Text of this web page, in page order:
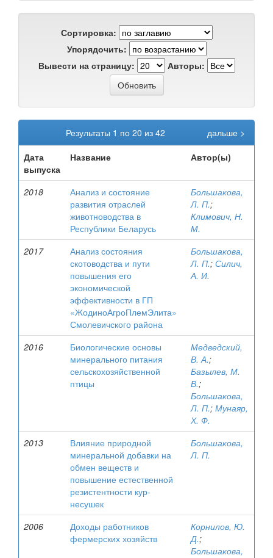
Сортировка:
Упорядочить:
Вывести на страницу:
Авторы:
Результаты 1 по 20 из 42
дальше >
Дата
выпуска
Название Автор(ы)
2018
Анализ и состояние
развития отраслей
животноводства в
Республики Беларусь
Большакова,
Л. П.;
Климович, Н.
М.
2017
Анализ состояния
скотоводства и пути
повышения его
экономической
эффективности в ГП
«ЖодиноАгроПлемЭлита»
Смолевичского района
Большакова,
Л. П.; Силич,
А. И.
2016
Биологические основы
минерального питания
сельскохозяйственной
птицы
Медведский,
В. А.;
Базылев, М.
В.;
Большакова,
Л. П.; Мунаяр,
Х. Ф.
2013
Влияние природной
минеральной добавки на
обмен веществ и
повышение естественной
резистентности кур-
несушек
Большакова,
Л. П.
2006
Доходы работников
фермерских хозяйств
Корнилов, Ю.
Д.;
Большакова,